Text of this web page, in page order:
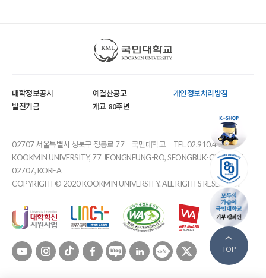
TOP
국민대학교
대학정보공시 예결산공고
개인정보처리방침
발전기금
개교 80주년
02707 서울특별시 성북구 정릉로 77 국민대학교
TEL 02.910.4114
KOOKMIN UNIVERSITY, 77 JEONGNEUNG-RO, SEONGBUK-GU, SEOUL,
02707, KOREA
COPYRIGHT© 2020 KOOKMIN UNIVERSITY. ALL RIGHTS RESERVED.
유튜브 인스타 틱톡 페이스북블로그 링크드인카페 트위터